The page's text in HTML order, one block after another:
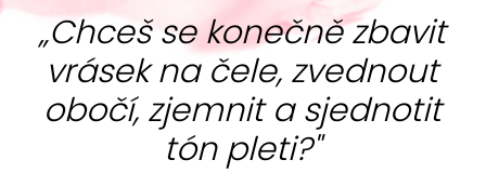
„Chceš se konečně zbavit
vrásek na čele, zvednout
obočí, zjemnit a sjednotit
tón pleti?"